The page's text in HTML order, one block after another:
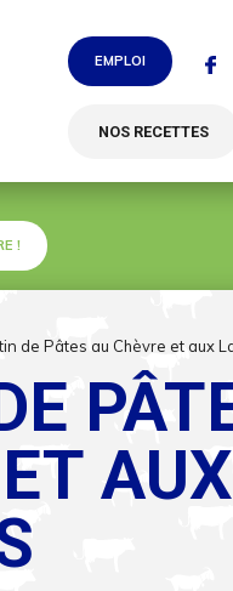
EMPLOI
NOS RECETTES
!
de Pâtes au Chèvre et aux
AUX